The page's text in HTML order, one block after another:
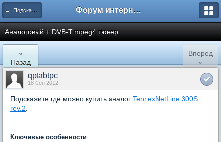
← Подскажите где купить Форум интернет покупателей
Аналоговый + DVB-T mpeg4 тюнер
«
Назад
Вперед
»
qptabtpc
18 Сен 2012
Подскажите где можно купить аналог TennexNetLine 300S
rev.2
Ключевые особенности